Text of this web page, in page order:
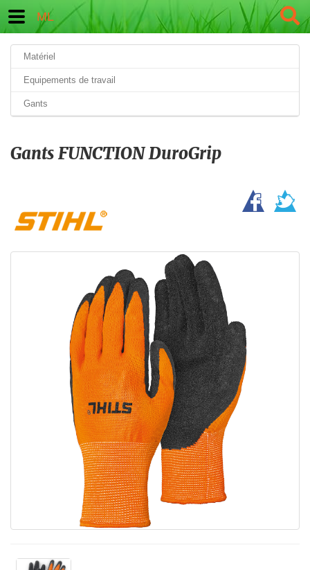
ML
Matériel
Equipements de travail
Gants
Gants FUNCTION DuroGrip